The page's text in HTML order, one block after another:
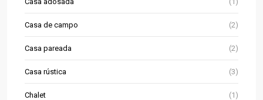
Casa de campo (2)
Casa pareada (2)
Casa rústica (3)
Chalet (1)